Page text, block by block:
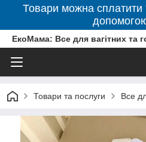
Товари можна
ЕкоМама: Все для вагітних та
Товари та послуги Все